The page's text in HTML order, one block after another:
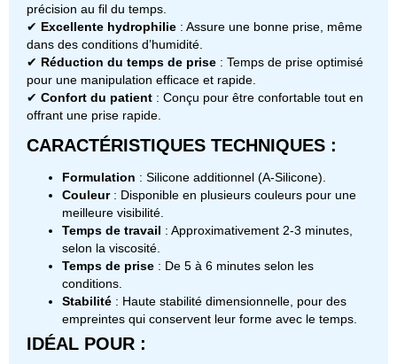
précision au fil du temps.
✔ Excellente hydrophilie : Assure une bonne prise, même
dans des conditions d’humidité.
✔ Réduction du temps de prise : Temps de prise optimisé
pour une manipulation efficace et rapide.
✔ Confort du patient : Conçu pour être confortable tout en
offrant une prise rapide.
CARACTÉRISTIQUES TECHNIQUES :
Formulation : Silicone additionnel (A-Silicone).
Couleur: Disponible en plusieurs couleurs pour une
meilleure visibilité.
Temps de travail : Approximativement 2-3 minutes,
selon la viscosité.
Temps de prise : De 5 à 6 minutes selon les
conditions.
Stabilité : Haute stabilité dimensionnelle, pour des
empreintes qui conservent leur forme avec le temps.
IDÉAL POUR :